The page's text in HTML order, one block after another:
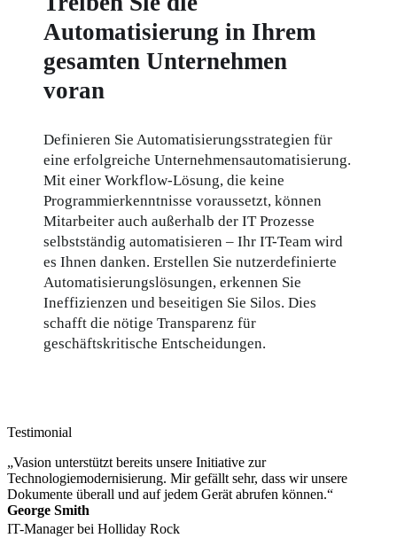
Automatisierung in Ihrem
gesamten Unternehmen
voran
Definieren Sie Automatisierungsstrategien​ für
eine erfolgreiche Unternehmensautomatisierung.​​
Mit einer Workflow-Lösung, die keine
Programmierkenntnisse voraussetzt, können
Mitarbeiter auch außerhalb der IT Prozesse
selbstständig automatisieren – Ihr IT-Team wird
es Ihnen danken. Erstellen Sie nutzerdefinierte
Automatisierungslösungen, erkennen Sie
Ineffizienzen und beseitigen Sie Silos. Dies
schafft die nötige Transparenz für
geschäftskritische Entscheidungen.
Testimonial
„Vasion unterstützt bereits unsere Initiative zur
Technologiemodernisierung. Mir gefällt sehr, dass wir unsere
Dokumente überall und auf jedem Gerät abrufen können.“
George Smith
IT-Manager bei Holliday Rock